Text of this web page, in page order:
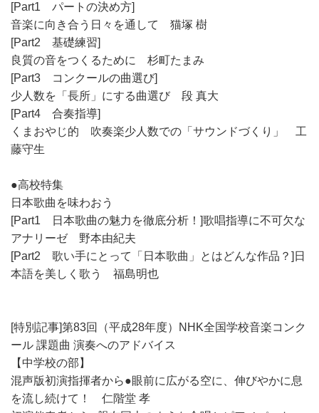
[Part1 パートの決め方]
音楽に向き合う日々を通して 猫塚 樹
[Part2 基礎練習]
良質の音をつくるために 杉町たまみ
[Part3 コンクールの曲選び]
少人数を「長所」にする曲選び 段 真大
[Part4 合奏指導]
くまおやじ的 吹奏楽少人数での「サウンドづくり」 工
藤守生
●高校特集
日本歌曲を味わおう
[Part1 日本歌曲の魅力を徹底分析！]歌唱指導に不可欠な
アナリーゼ 野本由紀夫
[Part2 歌い手にとって「日本歌曲」とはどんな作品？]日
本語を美しく歌う 福島明也
[特別記事]第83回（平成28年度）NHK全国学校音楽コンク
ール 課題曲 演奏へのアドバイス
【中学校の部】
混声版初演指揮者から●眼前に広がる空に、伸びやかに息
を流し続けて！ 仁階堂 孝